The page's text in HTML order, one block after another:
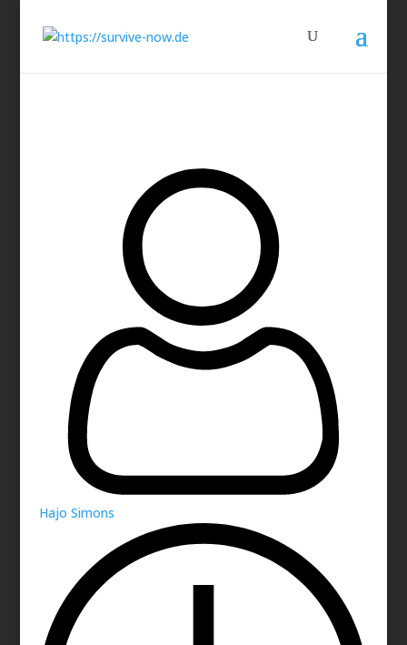
Hajo Simons